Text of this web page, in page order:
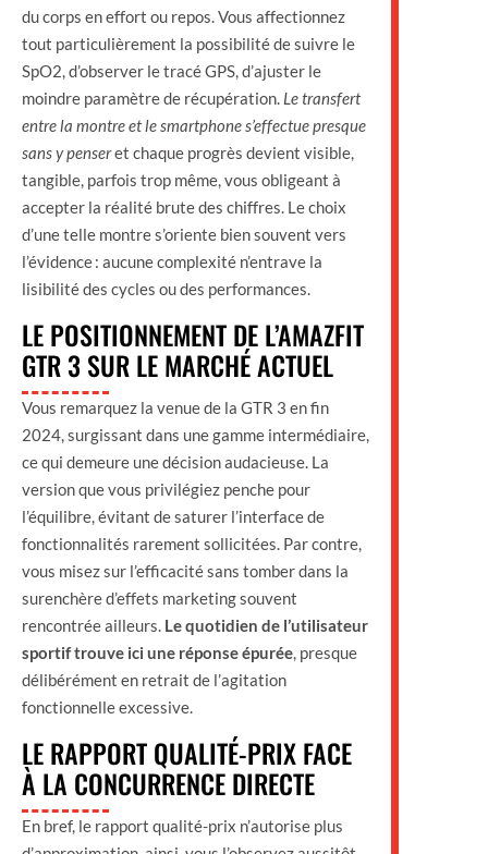
du corps en effort ou repos. Vous affectionnez
tout particulièrement la possibilité de suivre le
SpO2, d’observer le tracé GPS, d’ajuster le
moindre paramètre de récupération. Le transfert
entre la montre et le smartphone s’effectue presque
sans y penseret chaque progrès devient visible,
tangible, parfois trop même, vous obligeant à
accepter la réalité brute des chiffres. Le choix
d’une telle montre s’oriente bien souvent vers
l’évidence : aucune complexité n’entrave la
lisibilité des cycles ou des performances.
LE POSITIONNEMENT DE L’AMAZFIT
GTR 3 SUR LE MARCHÉ ACTUEL
Vous remarquez la venue de la GTR 3 en fin
2024, surgissant dans une gamme intermédiaire,
ce qui demeure une décision audacieuse. La
version que vous privilégiez penche pour
l’équilibre, évitant de saturer l’interface de
fonctionnalités rarement sollicitées. Par contre,
vous misez sur l’efficacité sans tomber dans la
surenchère d’effets marketing souvent
rencontrée ailleurs. Le quotidien de l’utilisateur
sportif trouve ici une réponse épurée , presque
délibérément en retrait de l’agitation
fonctionnelle excessive.
LE RAPPORT QUALITÉ-PRIX FACE
À LA CONCURRENCE DIRECTE
En bref, le rapport qualité-prix n’autorise plus